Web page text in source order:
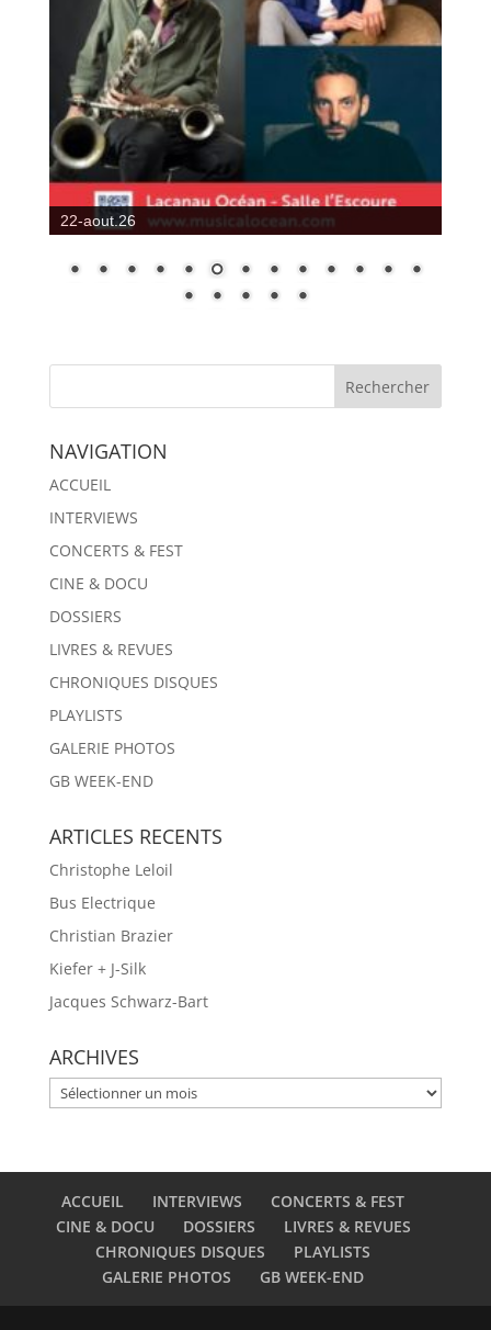
24-aout.26
NAVIGATION
ACCUEIL
INTERVIEWS
CONCERTS & FEST
CINE & DOCU
DOSSIERS
LIVRES & REVUES
CHRONIQUES DISQUES
PLAYLISTS
GALERIE PHOTOS
GB WEEK-END
ARTICLES RECENTS
Christophe Leloil
Bus Electrique
Christian Brazier
Kiefer + J-Silk
Jacques Schwarz-Bart
ARCHIVES
ARCHIVES
ACCUEIL INTERVIEWS
CONCERTS & FEST
CINE & DOCU
DOSSIERS
LIVRES & REVUES
CHRONIQUES DISQUES
PLAYLISTS
GALERIE PHOTOS
GB WEEK-END